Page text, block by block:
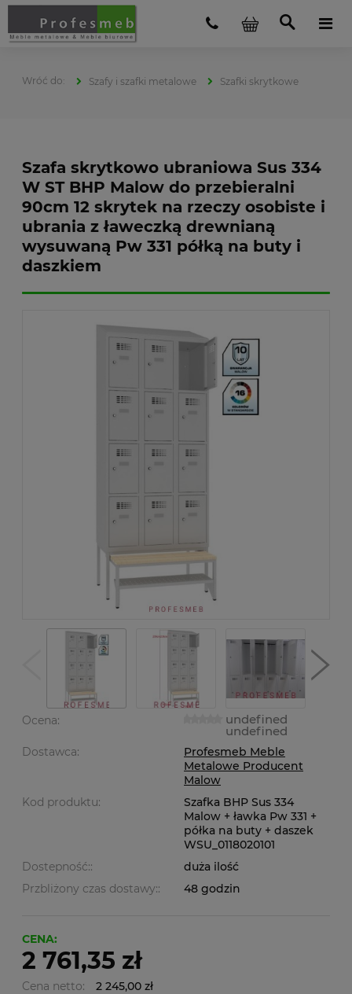
Szafy i szafki metalowe Szafki skrytkowe
Szafa skrytkowo ubraniowa Sus 334
W ST BHP Malow do przebieralni
90cm 12 skrytek na rzeczy osobiste i
ubrania z ławeczką drewnianą
wysuwaną Pw 331 półką na buty i
daszkiem
Ocena: undefined
undefined
Dostawca:
Profesmeb Meble
Metalowe Producent
Malow
Kod produktu:
Szafka BHP Sus 334
Malow + ławka Pw 331 +
półka na buty + daszek
WSU_0118020101
Dostepność::
duża ilość
Przbliżony czas dostawy::
48 godzin
CENA:
2 761,35 zł
Cena netto: 2 245,00 zł